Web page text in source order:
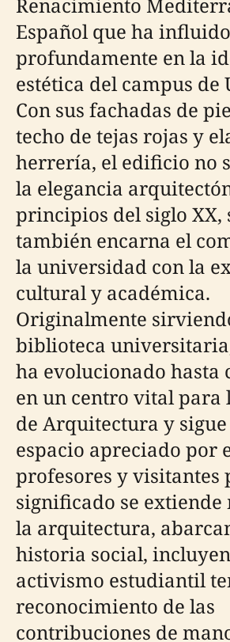
Español que ha influido
profundamente en la
estética del campus de
Con sus fachadas de
techo de tejas rojas y
herrería, el edificio no
la elegancia
principios del siglo XX,
también encarna el
la universidad con la
cultural y académica.
Originalmente
biblioteca
ha evolucionado hasta
en un centro vital para
de Arquitectura y
espacio apreciado por
profesores y visitantes
significado se extiende
la arquitectura,
historia social,
activismo estudiantil
reconocimiento de las
contribuciones de